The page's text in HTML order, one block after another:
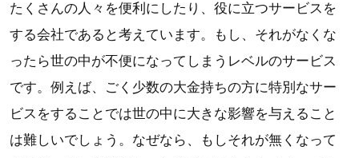
たくさんの人々を便利にしたり、役に立つサービスを
する会社であると考えています。もし、それがなくな
ったら世の中が不便になってしまうレベルのサービス
です。例えば、ごく少数の大金持ちの方に特別なサー
ビスをすることでは世の中に大きな影響を与えること
は難しいでしょう。なぜなら、もしそれが無くなって